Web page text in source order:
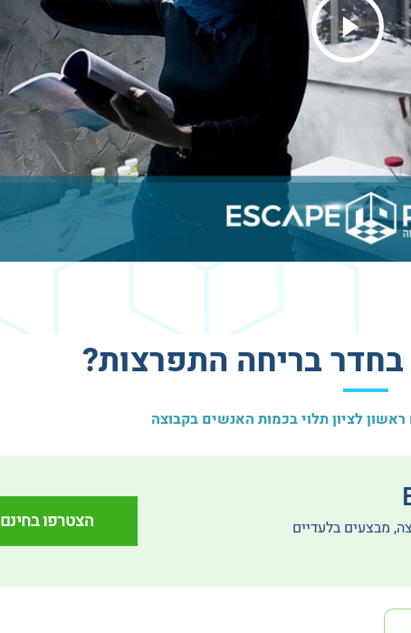
בריחה התפרצות?
לציון תלוי בכמות האנשים בקבוצה
מבצעים בלעדיים
הצטרפו בחינם